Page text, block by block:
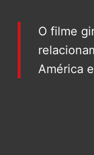
O filme
América